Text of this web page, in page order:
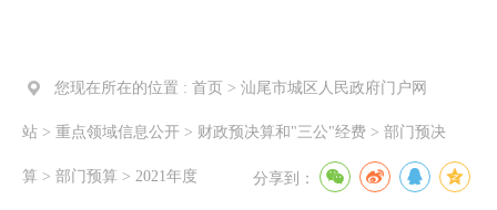
您现在所在的位置 : 首页 > 汕尾市城区人民政府门户网
站 > 重点领域信息公开 > 财政预决算和"三公"经费 > 部门预决
算 > 部门预算 > 2021年度 分享到：